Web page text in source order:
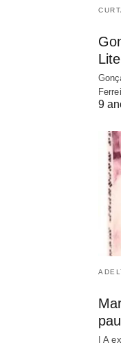
9
I A